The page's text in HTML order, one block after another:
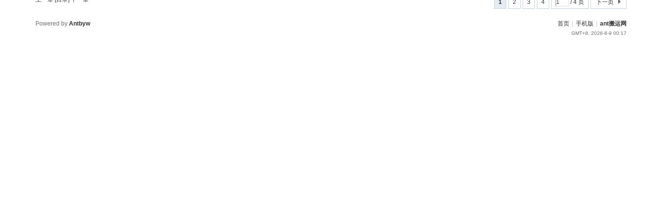
1 2 3 4 / 4 页 下一页
首页 手机版 ant搬运网
GMT+8, 2026-8-9 00:17
Powered by Antbyw